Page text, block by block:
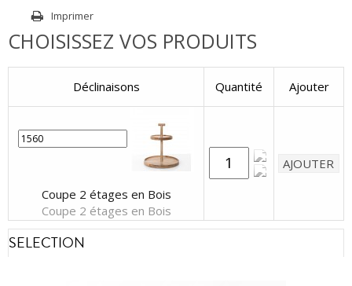
Imprimer
CHOISISSEZ VOS PRODUITS
Déclinaisons Quantité Ajouter
Coupe 2 étages en Bois
Coupe 2 étages en Bois
SELECTION